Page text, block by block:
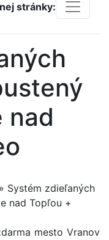
stránky:
nad
» Systém zdieľaných
nad Topľou +
mesto Vranov